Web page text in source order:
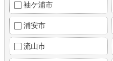
袖ケ浦市
浦安市
流山市